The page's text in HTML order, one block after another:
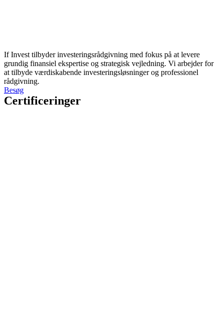
If Invest tilbyder investeringsrådgivning med fokus på at levere
grundig finansiel ekspertise og strategisk vejledning. Vi arbejder for
at tilbyde værdiskabende investeringsløsninger og professionel
rådgivning.
Besøg
Certificeringer